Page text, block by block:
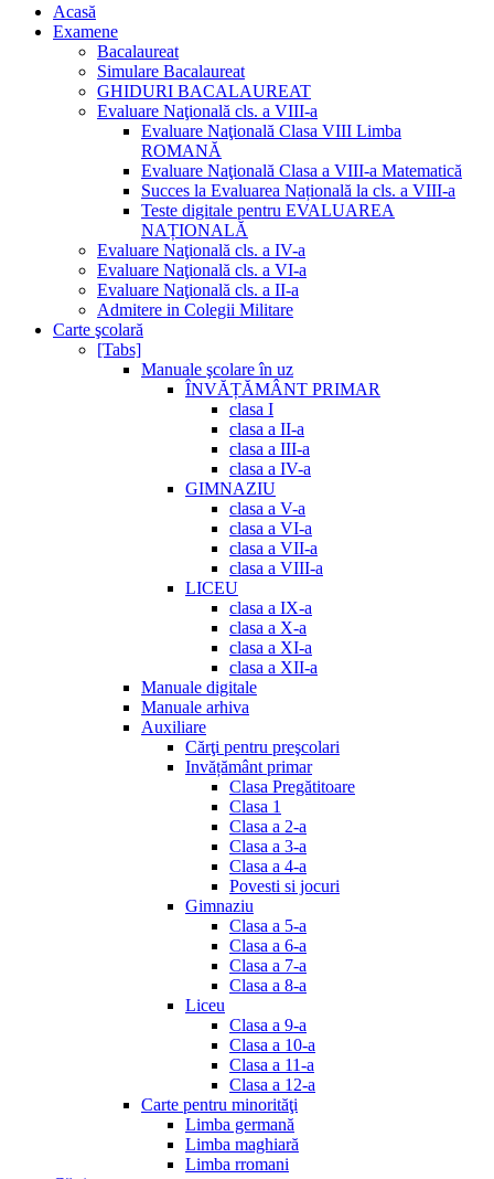
Acasă
Examene
Bacalaureat
Simulare Bacalaureat
GHIDURI BACALAUREAT
Evaluare Naţională cls. a VIII-a
Evaluare Naţională Clasa VIII Limba
ROMANĂ
Evaluare Naţională Clasa a VIII-a Matematică
Succes la Evaluarea Națională la cls. a VIII-a
Teste digitale pentru EVALUAREA
NAȚIONALĂ
Evaluare Naţională cls. a IV-a
Evaluare Naţională cls. a VI-a
Evaluare Naţională cls. a II-a
Admitere in Colegii Militare
Carte şcolară
[Tabs]
Manuale şcolare în uz
ÎNVĂȚĂMÂNT PRIMAR
clasa I
clasa a II-a
clasa a III-a
clasa a IV-a
GIMNAZIU
clasa a V-a
clasa a VI-a
clasa a VII-a
clasa a VIII-a
LICEU
clasa a IX-a
clasa a X-a
clasa a XI-a
clasa a XII-a
Manuale digitale
Manuale arhiva
Auxiliare
Cărţi pentru preşcolari
Invățământ primar
Clasa Pregătitoare
Clasa 1
Clasa a 2-a
Clasa a 3-a
Clasa a 4-a
Povesti si jocuri
Gimnaziu
Clasa a 5-a
Clasa a 6-a
Clasa a 7-a
Clasa a 8-a
Liceu
Clasa a 9-a
Clasa a 10-a
Clasa a 11-a
Clasa a 12-a
Carte pentru minorităţi
Limba germană
Limba maghiară
Limba rromani